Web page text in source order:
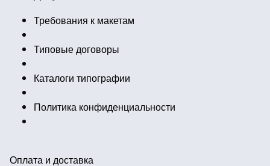
Требования к макетам
Типовые договоры
Каталоги типографии
Политика конфиденциальности
Оплата и доставка